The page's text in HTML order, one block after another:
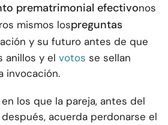
prematrimonial efectivonos
mismos lospreguntas
y su futuro antes de que
anillos y el votos se sellan
invocación.
los que la pareja, antes del
acuerda perdonarse el